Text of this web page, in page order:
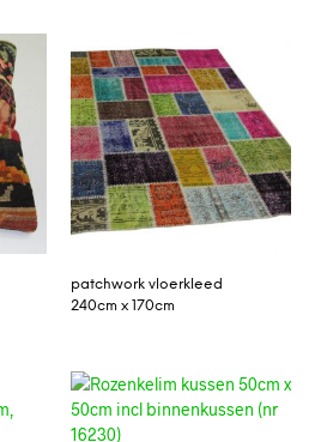
patchwork vloerkleed
240cm x 170cm